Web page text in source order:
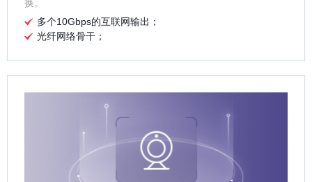
换。
多个10Gbps的互联网输出；
光纤网络骨干；